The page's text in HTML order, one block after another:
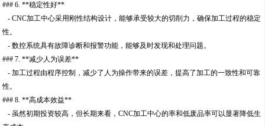
### 6. **稳定性好**
- CNC加工中心采用刚性结构设计，能够承受较大的切削力，确保加工过程的稳定
性。
- 数控系统具有故障诊断和报警功能，能够及时发现和处理问题。
### 7. **减少人为误差**
- 加工过程由程序控制，减少了人为操作带来的误差，提高了加工的一致性和可靠
性。
### 8. **高成本效益**
- 虽然初期投资较高，但长期来看，CNC加工中心的率和低废品率可以显著降低生